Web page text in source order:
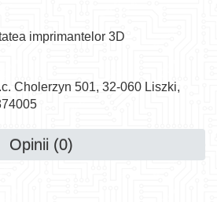
imprimantelor 3D
Cholerzyn 501, 32-060 Liszki,
Opinii (0)